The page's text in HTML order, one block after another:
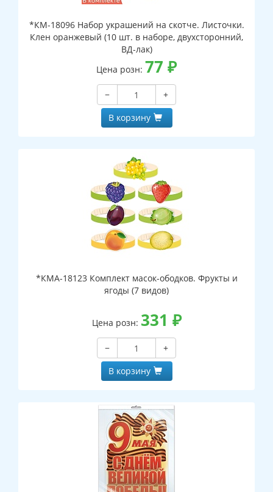
*КМ-18096 Набор украшений на скотче. Листочки.
Клен оранжевый (10 шт. в наборе, двухсторонний,
ВД-лак)
Цена розн: 77 ₽
−
+
В корзину
*КМА-18123 Комплект масок-ободков. Фрукты и
ягоды (7 видов)
Цена розн: 331 ₽
−
+
В корзину